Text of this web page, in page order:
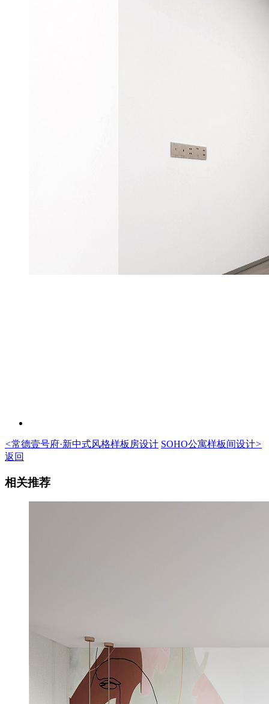
<常德壹号府·新中式风格样板房设计 SOHO公寓样板间设计>
返回
相关推荐